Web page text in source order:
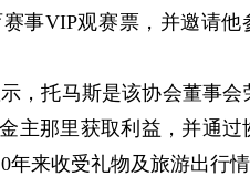
事VIP观赛票，并邀请他
，托马斯是该协会董事会
主那里获取利益，并通过
来收受礼物及旅游出行情